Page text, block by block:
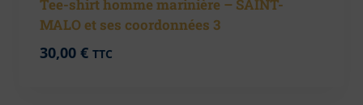
Tee-shirt homme marinière – SAINT-
MALO et ses coordonnées 3
30,00 € TTC